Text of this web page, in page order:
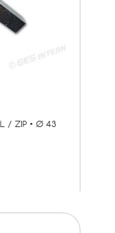
/ ZIP • Ø 43